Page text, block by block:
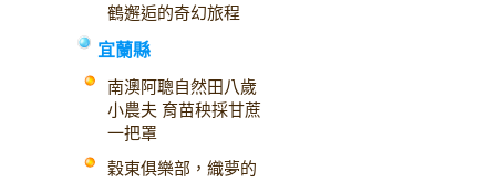
鶴邂逅的奇幻旅程
宜蘭縣
南澳阿聰自然田八歲
小農夫 育苗秧採甘蔗
一把罩
穀東俱樂部，織夢的